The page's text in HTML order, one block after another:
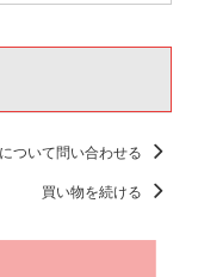
ついて問い合わせる
買い物を続ける